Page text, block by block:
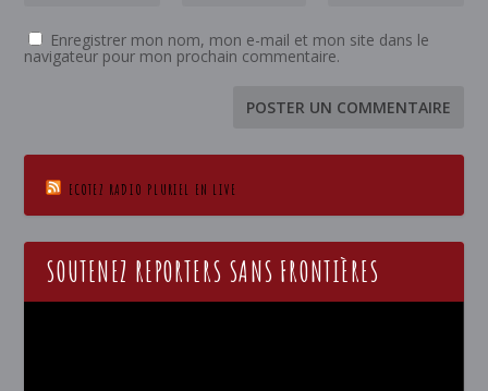
Enregistrer mon nom, mon e-mail et mon site dans le
navigateur pour mon prochain commentaire.
ECOTEZ RADIO PLURIEL EN LIVE
SOUTENEZ REPORTERS SANS FRONTIÈRES